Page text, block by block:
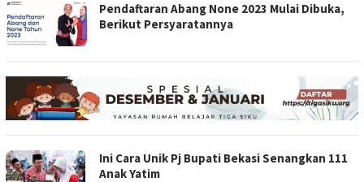
Pendaftaran Abang None 2023 Mulai Dibuka,
Berikut Persyaratannya
Ini Cara Unik Pj Bupati Bekasi Senangkan 111
Anak Yatim